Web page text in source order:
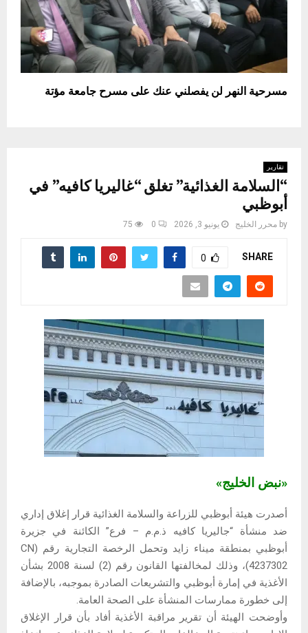
مسرحية النهر لن يفصلني عنك على مسرح جامعة مؤتة
تقارير
“السلامة الغذائية” تغلق “غاليريا كافيه” في
أبوظبي
by محرر الخليج يونيو 3, 2026 0
75
SHARE
0
«نبض الخليج»
أصدرت هيئة أبوظبي للزراعة والسلامة الغذائية قرار إغلاق إداري
ضد منشأة “جاليريا كافيه ذ.م.م – فرع” الكائنة في جزيرة
أبوظبي بمنطقة ميناء زايد وتحمل الرخصة التجارية رقم (CN
4237302)، وذلك لمخالفتها القانون رقم (2) لسنة 2008 بشأن
الأغذية في إمارة أبوظبي والتشريعات الصادرة بموجبه، بالإضافة
إلى خطورة ممارسات المنشأة على الصحة العامة.
وأوضحت الهيئة أن تقرير مراقبة الأغذية أفاد بأن قرار الإغلاق